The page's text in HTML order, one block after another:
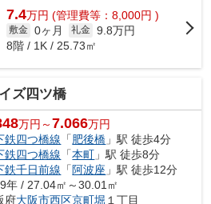
7.4万円 (管理費等：8,000円 )
敷金 0ヶ月 礼金 9.8万円
8階 / 1K / 25.73㎡
ズ四ツ橋
万円～7.066万円
鉄四つ橋線 「肥後橋 」駅 徒歩4分
鉄四つ橋線 「本町 」駅 徒歩8分
鉄千日前線 「 阿波座 」駅 徒歩12分
年 / 27.04㎡～30.01㎡
府大阪市西区京町堀 １丁目